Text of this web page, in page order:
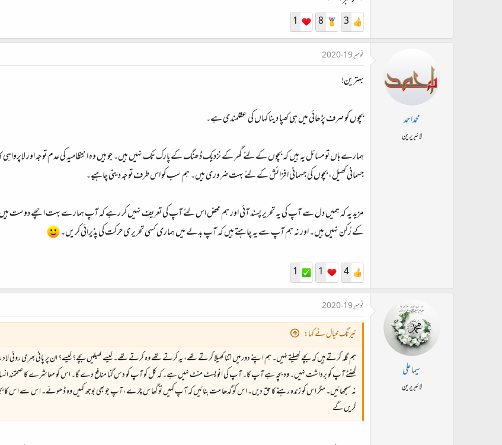
3
8
1
محمداحمد
لائبریرین
نومبر 19، 2020
بہترین!
بچوں کو صرف پڑھائی میں ہی کھپا دینا کہاں کی عقلمندی ہے۔
ہمارے ہاں تو مسائل یہ ہیں کہ بچوں کے لئے گھر کے نزدیک ڈھنگ کے پارک تک نہیں ہیں۔ جو ہیں وہ انتظامیہ کی عدم توجہ اور
جسمانی کھیل، بچوں کی جسمانی افزائش کے لئے بہت ضروری ہیں۔ ہم سب کو اس طرف توجہ دینی چاہیے۔
مزید یہ کہ ہمیں دل سے آپ کی یہ تحریر پسند آئی اور ہم محض اس لئے آپ کی تعریف نہیں کر رہے کہ آپ ہمارے بہت اچھے دوست
کے رُکن نہیں ہیں۔ اور نہ ہم آپ سے یہ چاہتے ہیں کہ آپ بدلے میں ہماری کسی تحریر ی حرکت کی پذیرائی کریں۔
4
1
1
سیما علی
لائبریرین
نومبر 19، 2020
نیرنگ خیال نے کہا:
ہم گلہ کرتے ہیں کہ بچے کھیلتے نہیں۔ ہم اپنے دور میں اتنا کھیلا کرتے تھے، یہ کرتے تھے وہ کرتے تھے۔ کیسے کھیلیں بچے؟ کیسے؟ ان پر
گھنٹے آپ کو برداشت نہیں۔ وہ بچہ ہے آپ کا۔ آپ کی انویسٹ منٹ نہیں ہے۔ کہ کل کو آپ کو دس گنا منافع دے گا۔ اس کو معاشرے کا صحتمند انسان
نہ سمجھائیں۔ مگر اس کو زندہ رہنے کا حق دیں۔ اس کو گدھا مت بنائیں کہ آپ کہیں تو گھاس چرے، آپ جو بھی بوجھ کہیں وہ ڈھوئے۔ اس سے اس
کریں گے